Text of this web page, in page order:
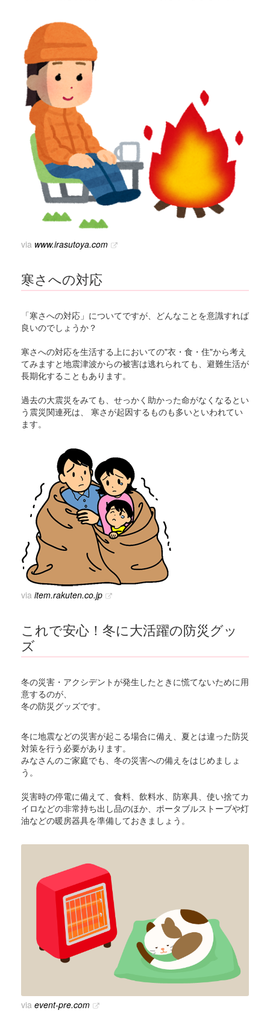
via www.irasutoya.com
寒さへの対応
「寒さへの対応」についてですが、どんなことを意識すれば
良いのでしょうか？
寒さへの対応を生活する上においての"衣・食・住"から考え
てみますと地震津波からの被害は逃れられても、避難生活が
長期化することもあります。
過去の大震災をみても、せっかく助かった命がなくなるとい
う震災関連死は、 寒さが起因するものも多いといわれてい
ます。
via item.rakuten.co.jp
これで安心！冬に大活躍の防災グッ
ズ
冬の災害・アクシデントが発生したときに慌てないために用
意するのが、
冬の防災グッズです。
冬に地震などの災害が起こる場合に備え、夏とは違った防災
対策を行う必要があります。
みなさんのご家庭でも、冬の災害への備えをはじめましょ
う。
災害時の停電に備えて、食料、飲料水、防寒具、使い捨てカ
イロなどの非常持ち出し品のほか、ポータブルストーブや灯
油などの暖房器具を準備しておきましょう。
via event-pre.com